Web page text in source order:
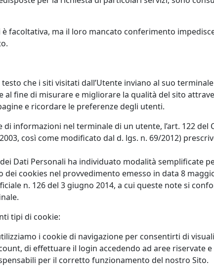
facoltativa, ma il loro mancato conferimento
che i siti visitati dall’Utente inviano al suo
fine di misurare e migliorare la qualità del sito
e ricordare le preferenze degli utenti.
di informazioni nel terminale di un utente, l’art. 122 del
così come modificato dal d. lgs. n. 69/2012)
Dati Personali ha individuato modalità semplificate
dei cookies nel provvedimento emesso in data 8
n. 126 del 3 giugno 2014, a cui queste note si
tipi di cookie:
i cookie di navigazione per consentirti di
di effettuare il login accedendo ad aree riservate
per il corretto funzionamento del nostro Sito.